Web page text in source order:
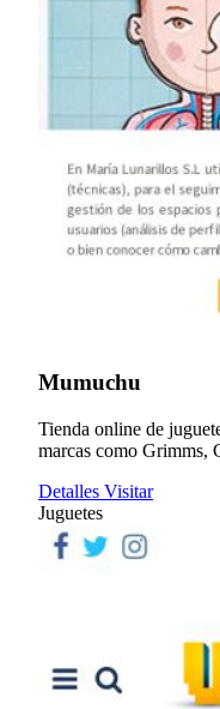
Mumuchu
Tienda online de
marcas como Grimms,
Detalles Visitar
Juguetes